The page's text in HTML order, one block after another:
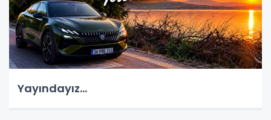
Yayındayız...